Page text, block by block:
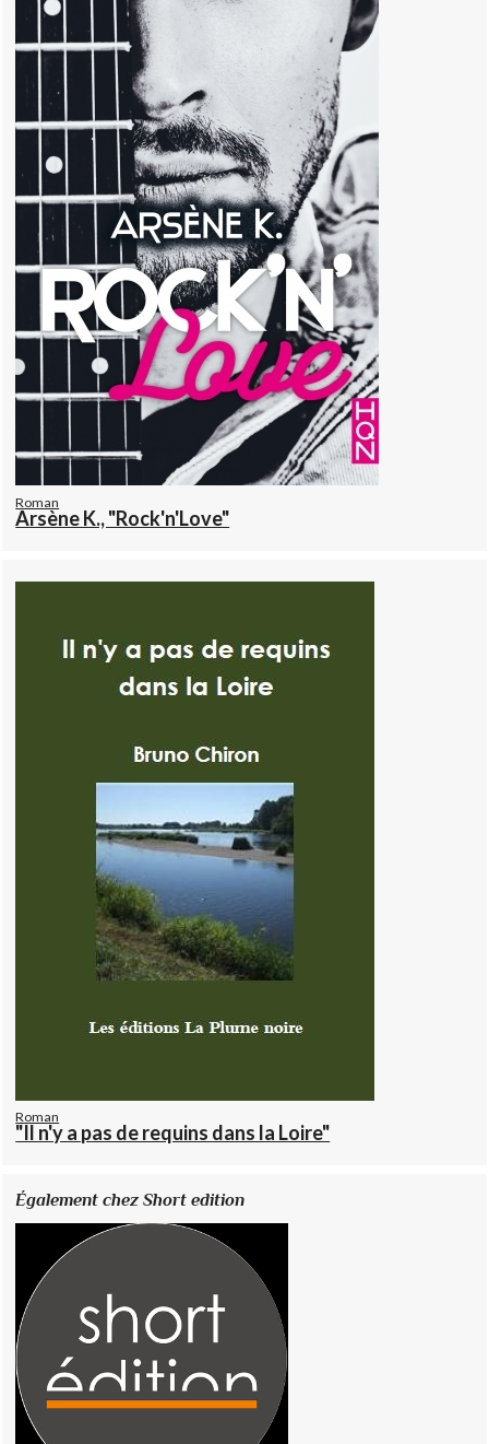
Roman
Arsène K., "Rock'n'Love"
Roman
"Il n'y a pas de requins dans la Loire"
Également chez Short edition